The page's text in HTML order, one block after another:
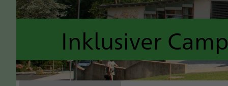
Inklusiver